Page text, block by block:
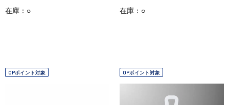
在庫：○ 在庫：○
OPポイント対象 OPポイント対象